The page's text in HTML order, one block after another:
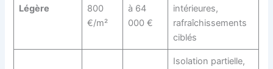
Légère
800
€/m²
à 64
000 €
intérieures,
rafraîchissements
ciblés
Isolation partielle,